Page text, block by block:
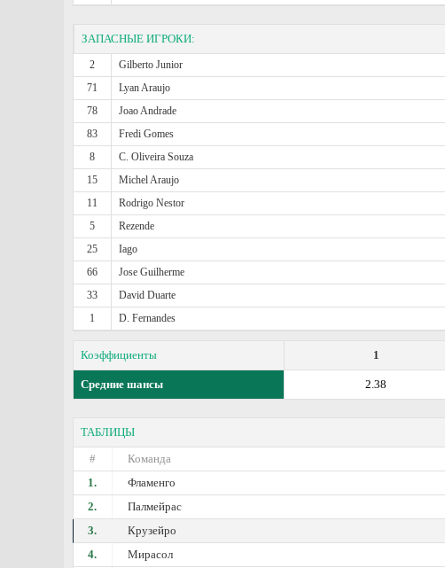
ЗАПАСНЫЕ ИГРОКИ:
2 Gilberto Junior
71
Lyan Araujo
78
Joao Andrade
83
Fredi Gomes
8
C. Oliveira Souza
15
Michel Araujo
11
Rodrigo Nestor
5
Rezende
25
Iago
66
Jose Guilherme
33
David Duarte
1
D. Fernandes
Коэффициенты 1
Средние шансы 2.38
ТАБЛИЦЫ
#
Команда
1.
Фламенго
2.
Палмейрас
3.
Крузейро
4.
Мирасол